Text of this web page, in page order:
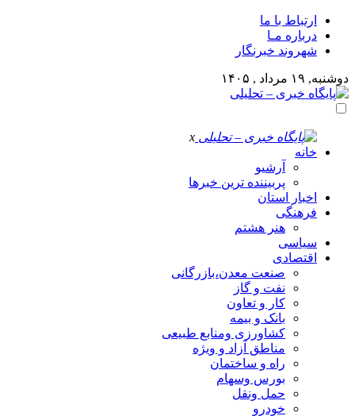
ارتباط با ما
درباره مـا
شهروند خبرنگار
دوشنبه, ۱۹ مرداد , ۱۴۰۵
x
خانه
آرشیو
پربیننده ترین خبرها
اخبار استان
فرهنگی
هنر هشتم
سیاسی
اقتصادی
صنعت معدن،بازرگانی
نفت و گاز
کار و تعاون
بانک و بیمه
کشاورزی ومنابع طبیعی
مناطق آزاد و ویژه
راه و ساختمان
بورس وسهام
حمل ونقل
خودرو